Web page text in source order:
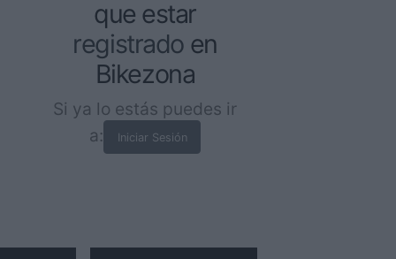
que estar
registradoen
Bikezona
Si ya lo estás puedes ir
a:
Iniciar Sesión